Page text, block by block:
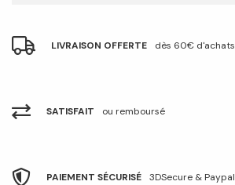
LIVRAISON OFFERTE dès 60€ d'achats
SATISFAIT ou remboursé
PAIEMENT SÉCURISÉ 3DSecure & Paypal